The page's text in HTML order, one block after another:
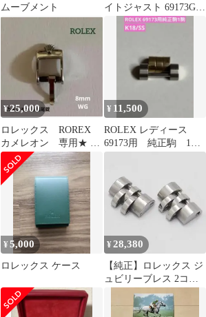
ムーブメント
イトジャスト 69173G
シャンパンゴールド文
字盤 10P ダイヤモンド
ディース【中古】時計
¥25,000
ロレックス ROREX
カメレオン 専用★ 尾
錠 WG8mm 正規品
廃盤超貴重
¥ 11,500
ROLEX レディース
69173用 純正駒 1
¥5,000
ロレックス ケース
¥28,380
【純正】ロレックス ジ
ュビリーブレス 2コマ
11ｍｍ用 レディース 腕
時計用